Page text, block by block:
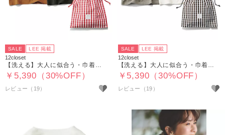
SALE LEE 掲載
12closet
【洗える】大人に似合う・巾着つき USAコットンノースリーブTシャツ（2枚入り）
￥5,390（30%OFF）
レビュー（19）
SALE LEE 掲載
12closet
【洗える】大人に似合う・巾着つき USAコットンノースリーブTシャツ（2枚入り）
￥5,390（30%OFF）
レビュー（19）